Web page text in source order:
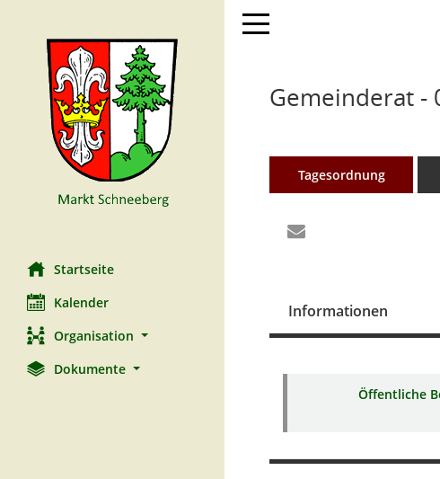
Startseite
Kalender
Organisation
Dokumente
Toggle navigation
Gemeinderat -
Tagesordnung
Informationen
Öffentliche